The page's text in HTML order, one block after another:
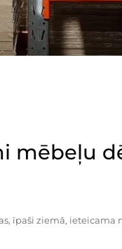
mēbeļu
īpaši ziemā, ieteicama